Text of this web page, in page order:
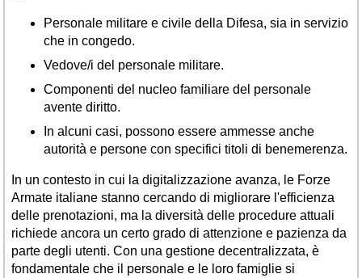
Personale militare e civile della Difesa, sia in servizio
che in congedo.
Vedove/i del personale militare.
Componenti del nucleo familiare del personale
avente diritto.
In alcuni casi, possono essere ammesse anche
autorità e persone con specifici titoli di benemerenza.
In un contesto in cui la digitalizzazione avanza, le Forze
Armate italiane stanno cercando di migliorare l'efficienza
delle prenotazioni, ma la diversità delle procedure attuali
richiede ancora un certo grado di attenzione e pazienza da
parte degli utenti. Con una gestione decentralizzata, è
fondamentale che il personale e le loro famiglie si